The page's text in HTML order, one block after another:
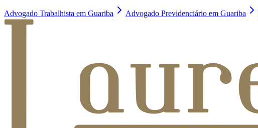
Advogado Trabalhista em Guariba Advogado Previdenciário em Guariba